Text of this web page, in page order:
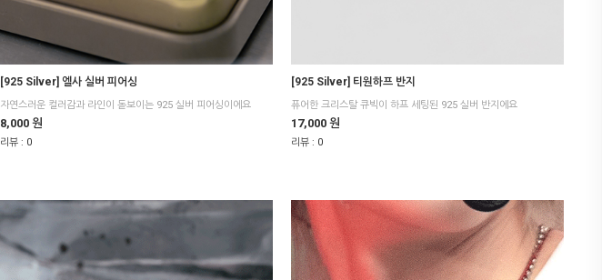
[925 Silver] 엘사 실버 피어싱
자연스러운 컬러감과 라인이 돋보이는 925 실버 피어싱이에요
8,000 원
리뷰 : 0
[925 Silver] 티원하프 반지
퓨어한 크리스탈 큐빅이 하프 세팅된 925 실버 반지에요
17,000 원
리뷰 : 0